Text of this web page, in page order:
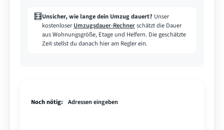
🧮Unsicher, wie lange dein Umzug dauert? Unser
kostenloserUmzugsdauer-Rechnerschätzt die Dauer
aus Wohnungsgröße, Etage und Helfern. Die geschätzte
Zeit stellst du danach hier am Regler ein.
Noch nötig: Adressen eingeben